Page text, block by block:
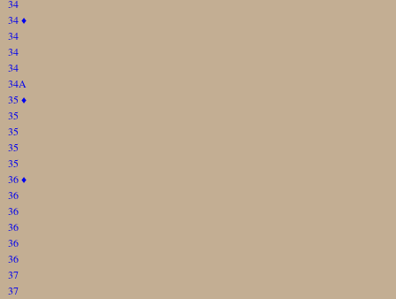
34
34♦
34
34
34
34A
35♦
35
35
35
35
36♦
36
36
36
36
36
37
37